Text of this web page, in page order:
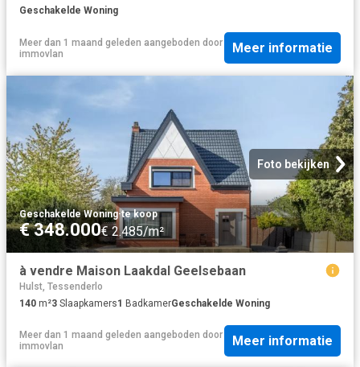
Geschakelde Woning
Meer dan 1 maand geleden aangeboden door
immovlan
Meer informatie
Foto bekijken
Geschakelde Woning·te koop
€ 348.000€ 2.485/m²
à vendre Maison Laakdal Geelsebaan
Hulst, Tessenderlo
140 m²3 Slaapkamers1 BadkamerGeschakelde Woning
Meer dan 1 maand geleden aangeboden door
immovlan
Meer informatie